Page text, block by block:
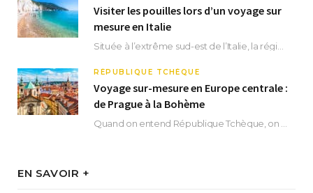
Visiter les pouilles lors d’un voyage sur
mesure en Italie
RÉPUBLIQUE TCHÈQUE
Voyage sur-mesure en Europe centrale :
de Prague à la Bohème
EN SAVOIR +